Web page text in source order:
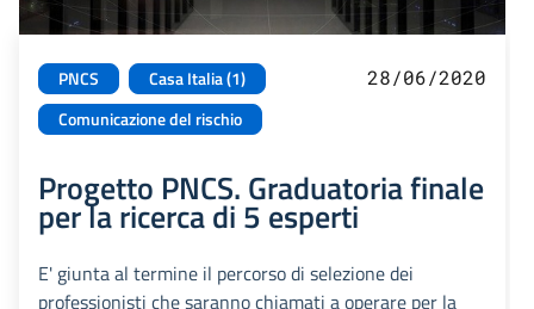
PNCS
Casa Italia (1)
Comunicazione del rischio
28/06/2020
Progetto PNCS. Graduatoria finale
per la ricerca di 5 esperti
E' giunta al termine il percorso di selezione dei
professionisti che saranno chiamati a operare per la